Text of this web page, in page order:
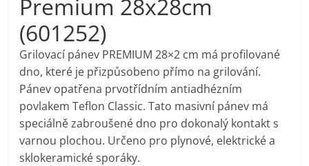
pračky,
televize,
notebooky,
mobilní
Premium 28x28cm
(601252)
Grilovací pánev PREMIUM 28×2 cm má profilované
dno, které je přizpůsobeno přímo na grilování.
Pánev opatřena prvotřídním antiadhézním
povlakem Teflon Classic. Tato masivní pánev má
speciálně zabroušené dno pro dokonalý kontakt s
varnou plochou. Určeno pro plynové, elektrické a
sklokeramické sporáky.